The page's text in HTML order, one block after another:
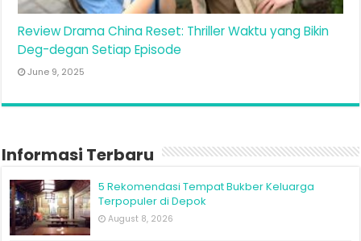
Review Drama China Reset: Thriller Waktu yang Bikin
Deg-degan Setiap Episode
June 9, 2025
Informasi Terbaru
5 Rekomendasi Tempat Bukber Keluarga
Terpopuler di Depok
August 8, 2026